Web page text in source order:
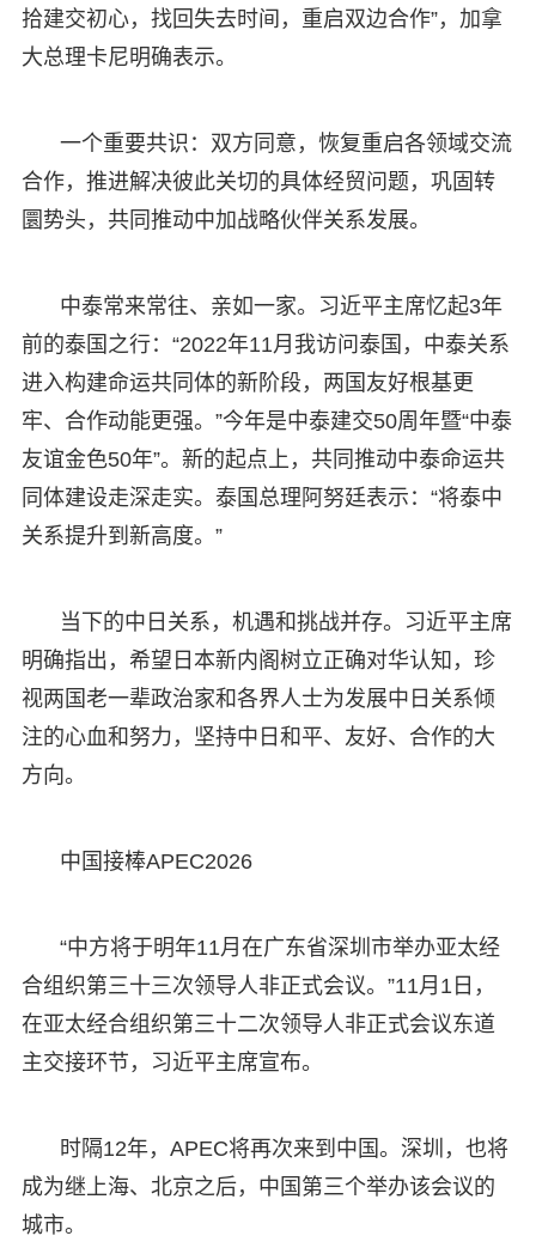
拾建交初心，找回失去时间，重启双边合作”，加拿
大总理卡尼明确表示。
一个重要共识：双方同意，恢复重启各领域交流
合作，推进解决彼此关切的具体经贸问题，巩固转
圜势头，共同推动中加战略伙伴关系发展。
中泰常来常往、亲如一家。习近平主席忆起3年
前的泰国之行：“2022年11月我访问泰国，中泰关系
进入构建命运共同体的新阶段，两国友好根基更
牢、合作动能更强。”今年是中泰建交50周年暨“中泰
友谊金色50年”。新的起点上，共同推动中泰命运共
同体建设走深走实。泰国总理阿努廷表示：“将泰中
关系提升到新高度。”
当下的中日关系，机遇和挑战并存。习近平主席
明确指出，希望日本新内阁树立正确对华认知，珍
视两国老一辈政治家和各界人士为发展中日关系倾
注的心血和努力，坚持中日和平、友好、合作的大
方向。
中国接棒APEC2026
“中方将于明年11月在广东省深圳市举办亚太经
合组织第三十三次领导人非正式会议。”11月1日，
在亚太经合组织第三十二次领导人非正式会议东道
主交接环节，习近平主席宣布。
时隔12年，APEC将再次来到中国。深圳，也将
成为继上海、北京之后，中国第三个举办该会议的
城市。